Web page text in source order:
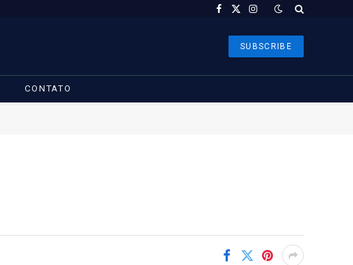
Facebook
X
Instagram
SUBSCRIBE
CONTATO